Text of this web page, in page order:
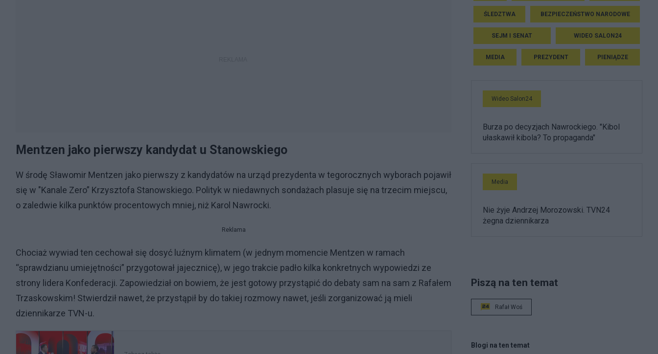
Mentzen jako pierwszy kandydat u Stanowskiego
W środę Sławomir Mentzen jako pierwszy z kandydatów na urząd prezydenta w tegorocznych wyborach pojawił
się w "Kanale Zero” Krzysztofa Stanowskiego. Polityk w niedawnych sondażach plasuje się na trzecim miejscu,
o zaledwie kilka punktów procentowych mniej, niż Karol Nawrocki.
Reklama
Chociaż wywiad ten cechował się dosyć luźnym klimatem (w jednym momencie Mentzen w ramach
“sprawdzianu umiejętności” przygotował jajecznicę), w jego trakcie padło kilka konkretnych wypowiedzi ze
strony lidera Konfederacji. Zapowiedział on bowiem, że jest gotowy przystąpić do debaty sam na sam z Rafałem
Trzaskowskim! Stwierdził nawet, że przystąpił by do takiej rozmowy nawet, jeśli zorganizować ją mieli
dziennikarze TVN-u.
ŚLEDZTWA BEZPIECZEŃSTWO NARODOWE
SEJM I SENAT WIDEO SALON24
MEDIA PREZYDENT PIENIĄDZE
Wideo Salon24
Burza po decyzjach Nawrockiego. "Kibol
ułaskawił kibola? To propaganda"
Media
Nie żyje Andrzej Morozowski. TVN24
żegna dziennikarza
Piszą na ten temat
Rafał Woś
Blogi na ten temat